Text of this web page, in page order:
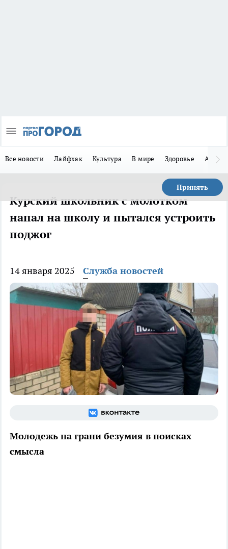
Все новости Лайфхак Культура В мире Здоровье Авто
Принять
Курский школьник с молотком
напал на школу и пытался устроить
поджог
14 января 2025 Служба новостей
Молодежь на грани безумия в поисках
смысла